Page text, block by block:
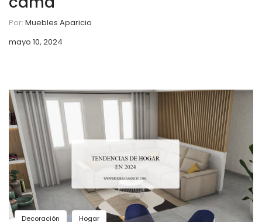
Por: Muebles Aparicio
mayo 10, 2024
Decoración Hogar